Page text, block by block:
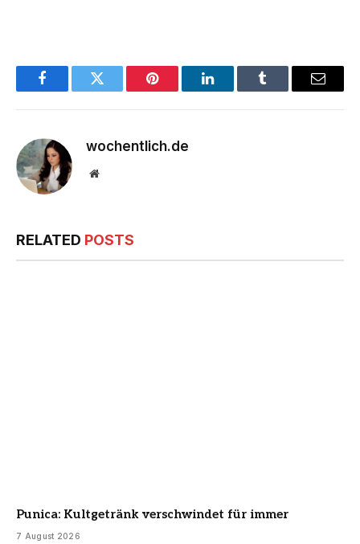
FacebookTwitter Pinterest LinkedInTumblr Email
wochentlich.de
Website
RELATED POSTS
Punica: Kultgetränk verschwindet für immer
7 August 2026